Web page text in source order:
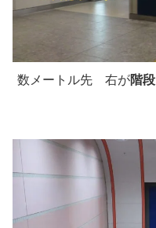
数メートル先 右が階段